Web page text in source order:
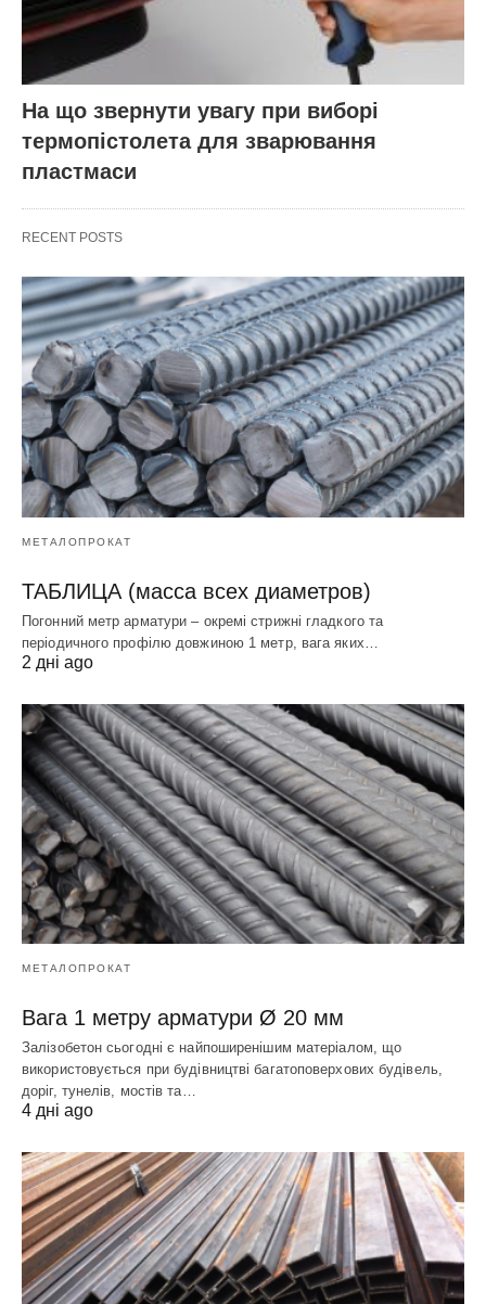
На що звернути увагу при виборі
термопістолета для зварювання
пластмаси
RECENT POSTS
МЕТАЛОПРОКАТ
ТАБЛИЦА (масса всех диаметров)
Погонний метр арматури – окремі стрижні гладкого та
періодичного профілю довжиною 1 метр, вага яких…
2 дні ago
МЕТАЛОПРОКАТ
Вага 1 метру арматури Ø 20 мм
Залізобетон сьогодні є найпоширенішим матеріалом, що
використовується при будівництві багатоповерхових будівель,
доріг, тунелів, мостів та…
4 дні ago